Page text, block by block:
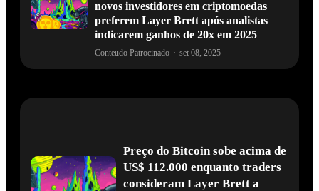
novos investidores em criptomoedas
preferem Layer Brett após analistas
indicarem ganhos de 20x em 2025
Conteudo Patrocinado · set 08, 2025
Preço do Bitcoin sobe acima de
US$ 112.000 enquanto traders
consideram Layer Brett a